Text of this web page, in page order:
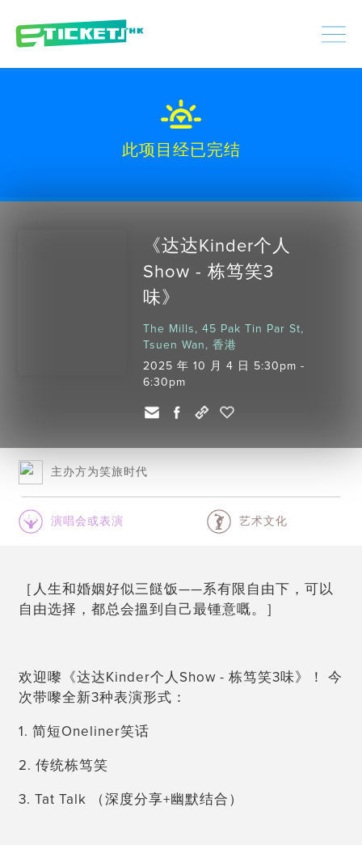
此项目经已完结
《达达Kinder个人
Show - 栋笃笑3
味》
The Mills, 45 Pak Tin Par St,
Tsuen Wan, 香港
2025 年 10 月 4 日 5:30pm -
6:30pm
主办方为笑旅时代
演唱会或表演 艺术文化
［人生和婚姻好似三餸饭——系有限自由下，可以
自由选择，都总会搵到自己最锺意嘅。］
欢迎嚟《达达Kinder个人Show - 栋笃笑3味》！ 今
次带嚟全新3种表演形式：
1. 简短Oneliner笑话
2. 传统栋笃笑
3. Tat Talk （深度分享+幽默结合）